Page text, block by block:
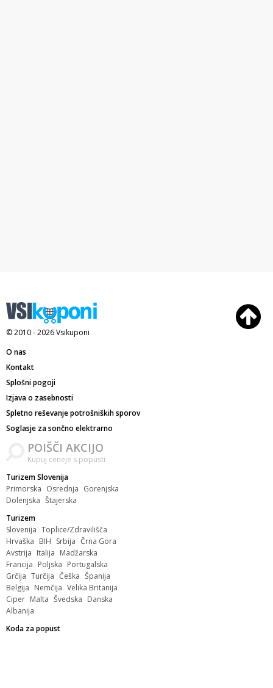
© 2010 - 2026Vsikuponi
O nas
Kontakt
Splošni pogoji
Izjava o zasebnosti
Spletno reševanje potrošniških sporov
Soglasje za sončno elektrarno
POIŠČI AKCIJO
Kupuj ceneje s popusti
Turizem Slovenija
Primorska Osrednja Gorenjska
Dolenjska Štajerska
Turizem
Slovenija Toplice/Zdravilišča
Hrvaška BIH Srbija Črna Gora
Avstrija Italija Madžarska
Francija Poljska Portugalska
Grčija Turčija Češka Španija
Belgija Nemčija Velika Britanija
Ciper Malta Švedska Danska
Albanija
Koda za popust